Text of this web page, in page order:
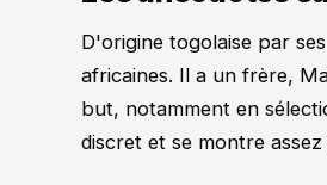
D'origine togolaise par
africaines. Il a un frère,
but, notamment en
discret et se montre assez